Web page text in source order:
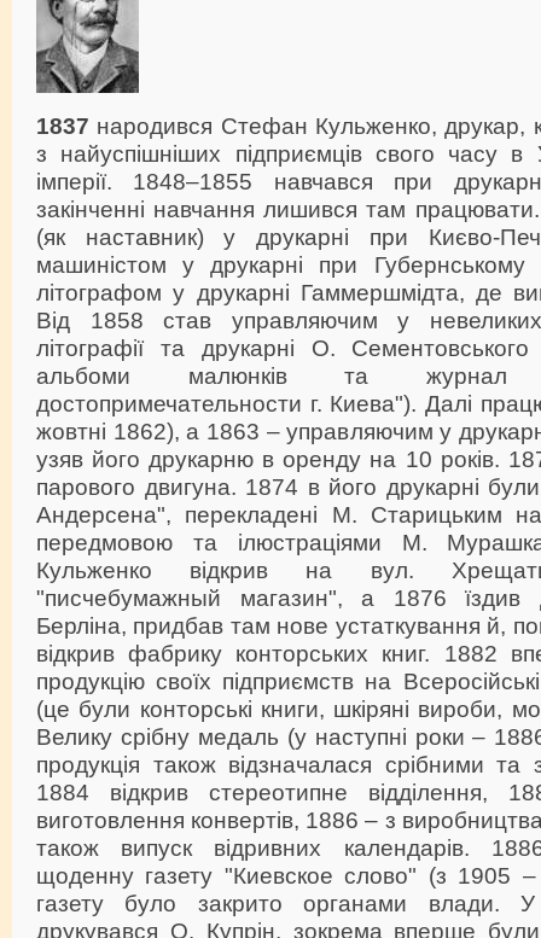
1837 народився Стефан Кульженко, друкар,
з найуспішніших підприємців свого часу в
імперії. 1848–1855 навчався при
закінченні навчання лишився там
(як наставник) у друкарні при Києво-
машиністом у друкарні при Губернському
літографом у друкарні Гаммершмідта, де
Від 1858 став управляючим у
літографії та друкарні О. Сементовського
альбоми малюнків та журнал
достопримечательности г. Киева"). Далі
жовтні 1862), а 1863 – управляючим у
узяв його друкарню в оренду на 10 років.
парового двигуна. 1874 в його друкарні були
Андерсена", перекладені М. Старицьким
передмовою та ілюстраціями М.
Кульженко відкрив на вул.
"писчебумажный магазин", а 1876
Берліна, придбав там нове устаткування й,
відкрив фабрику конторських книг. 1882
продукцію своїх підприємств на
(це були конторські книги, шкіряні вироби,
Велику срібну медаль (у наступні роки –
продукція також відзначалася срібними
1884 відкрив стереотипне відділення,
виготовлення конвертів, 1886 – з
також випуск відривних календарів.
щоденну газету "Киевское слово" (з 1905
газету було закрито органами влади.
друкувався О. Купрін, зокрема вперше були